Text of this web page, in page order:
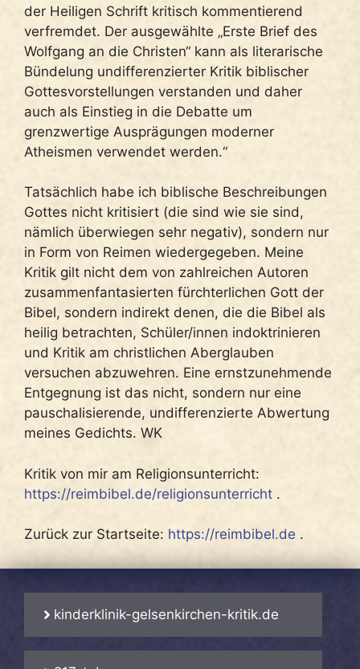
der Heiligen Schrift kritisch kommentierend
verfremdet. Der ausgewählte „Erste Brief des
Wolfgang an die Christen“ kann als literarische
Bündelung undifferenzierter Kritik biblischer
Gottesvorstellungen verstanden und daher
auch als Einstieg in die Debatte um
grenzwertige Ausprägungen moderner
Atheismen verwendet werden.“
Tatsächlich habe ich biblische Beschreibungen
Gottes nicht kritisiert (die sind wie sie sind,
nämlich überwiegen sehr negativ), sondern nur
in Form von Reimen wiedergegeben. Meine
Kritik gilt nicht dem von zahlreichen Autoren
zusammenfantasierten fürchterlichen Gott der
Bibel, sondern indirekt denen, die die Bibel als
heilig betrachten, Schüler/innen indoktrinieren
und Kritik am christlichen Aberglauben
versuchen abzuwehren. Eine ernstzunehmende
Entgegnung ist das nicht, sondern nur eine
pauschalisierende, undifferenzierte Abwertung
meines Gedichts. WK
Kritik von mir am Religionsunterricht:
https://reimbibel.de/religionsunterricht .
Zurück zur Startseite: https://reimbibel.de .
kinderklinik-gelsenkirchen-kritik.de